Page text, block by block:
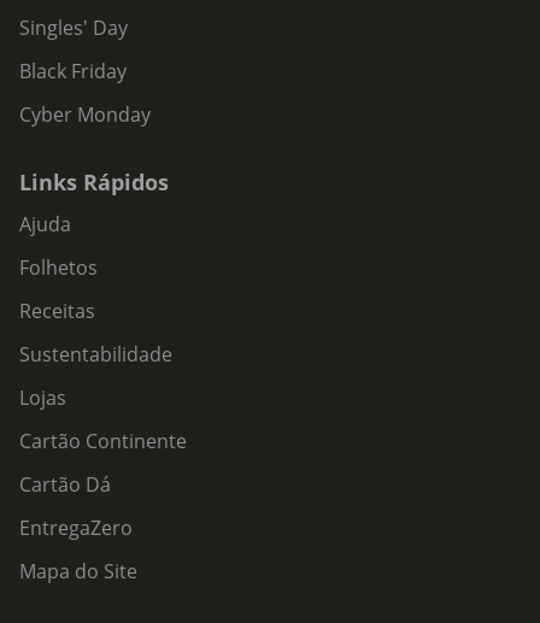
Singles' Day
Black Friday
Cyber Monday
Links Rápidos
Ajuda
Folhetos
Receitas
Sustentabilidade
Lojas
Cartão Continente
Cartão Dá
EntregaZero
Mapa do Site